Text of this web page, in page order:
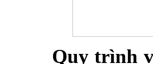
Quy trình